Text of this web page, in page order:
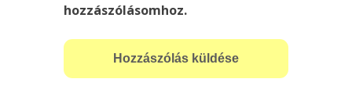
hozzászólásomhoz.